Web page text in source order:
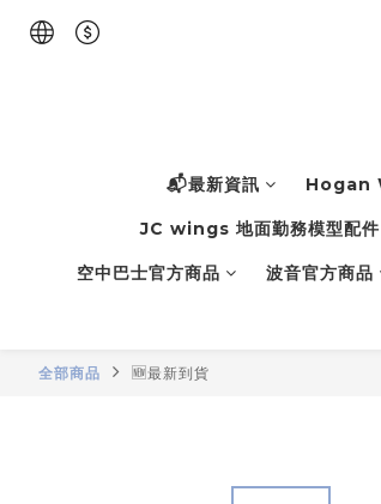
📬最新資訊 Hogan
JC wings 地面勤務模型配件
空中巴士官方商品 波音官方商品
全部商品 🆕最新到貨